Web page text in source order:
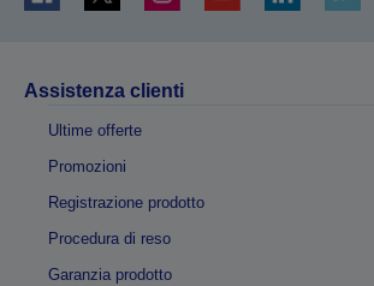
Assistenza clienti
Ultime offerte
Promozioni
Registrazione prodotto
Procedura di reso
Garanzia prodotto